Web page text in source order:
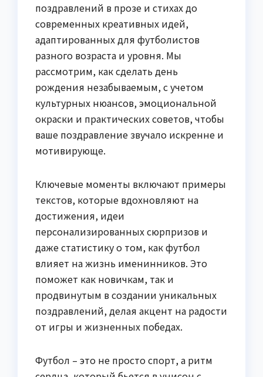
поздравлений в прозе и стихах до
современных креативных идей,
адаптированных для футболистов
разного возраста и уровня. Мы
рассмотрим, как сделать день
рождения незабываемым, с учетом
культурных нюансов, эмоциональной
окраски и практических советов, чтобы
ваше поздравление звучало искренне и
мотивирующе.
Ключевые моменты включают примеры
текстов, которые вдохновляют на
достижения, идеи
персонализированных сюрпризов и
даже статистику о том, как футбол
влияет на жизнь именинников. Это
поможет как новичкам, так и
продвинутым в создании уникальных
поздравлений, делая акцент на радости
от игры и жизненных победах.
Футбол – это не просто спорт, а ритм